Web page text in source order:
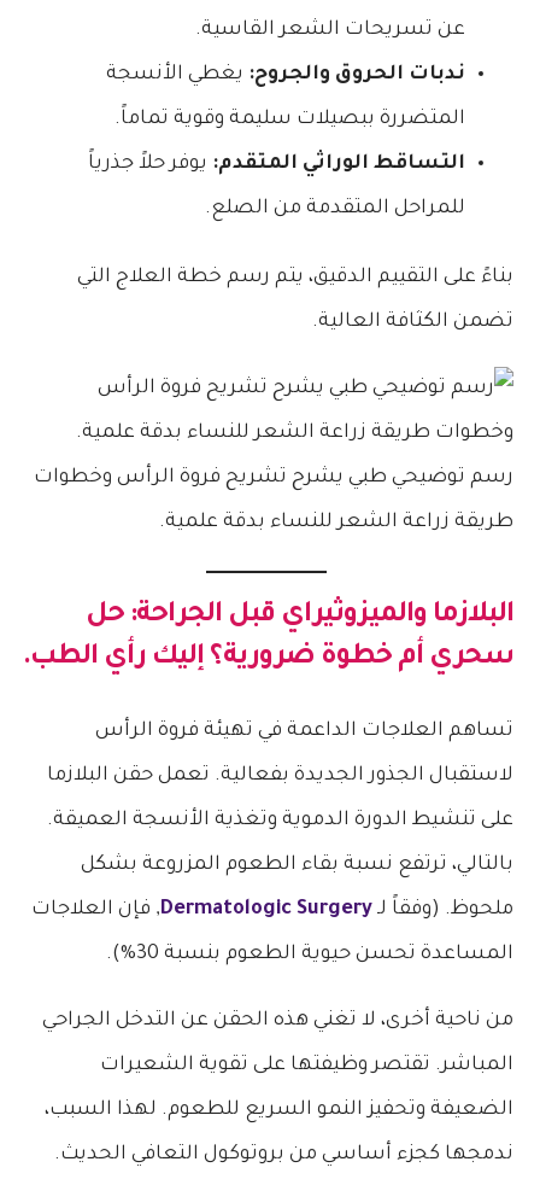
عن تسريحات الشعر القاسية.
ندبات الحروق والجروح: يغطي الأنسجة
المتضررة ببصيلات سليمة وقوية تماماً.
التساقط الوراثي المتقدم: يوفر حلاً جذرياً
للمراحل المتقدمة من الصلع.
بناءً على التقييم الدقيق، يتم رسم خطة العلاج التي
تضمن الكثافة العالية.
رسم توضيحي طبي يشرح تشريح فروة الرأس وخطوات
طريقة زراعة الشعر للنساء بدقة علمية.
البلازما والميزوثيراي قبل الجراحة: حل
سحري أم خطوة ضرورية؟ إليك رأي الطب.
تساهم العلاجات الداعمة في تهيئة فروة الرأس
لاستقبال الجذور الجديدة بفعالية. تعمل حقن البلازما
على تنشيط الدورة الدموية وتغذية الأنسجة العميقة.
بالتالي، ترتفع نسبة بقاء الطعوم المزروعة بشكل
ملحوظ. (وفقاً لـDermatologic Surgery, فإن العلاجات
المساعدة تحسن حيوية الطعوم بنسبة 30%).
من ناحية أخرى، لا تغني هذه الحقن عن التدخل الجراحي
المباشر. تقتصر وظيفتها على تقوية الشعيرات
الضعيفة وتحفيز النمو السريع للطعوم. لهذا السبب،
ندمجها كجزء أساسي من بروتوكول التعافي الحديث.